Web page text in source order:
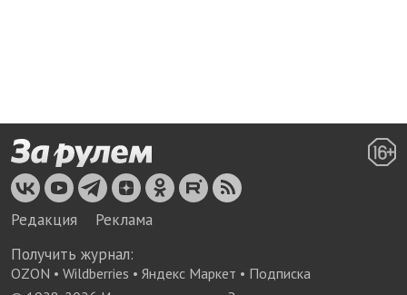
Редакция
Реклама
Получить журнал:
OZON • Wildberries • Яндекс Маркет • Подписка